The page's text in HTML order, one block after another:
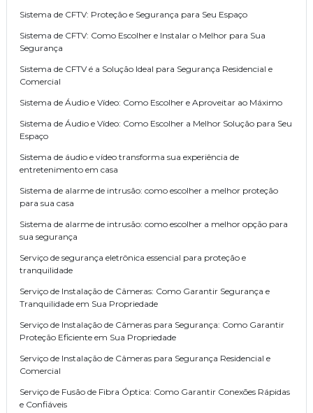
Sistema de CFTV: Proteção e Segurança para Seu Espaço
Sistema de CFTV: Como Escolher e Instalar o Melhor para Sua
Segurança
Sistema de CFTV é a Solução Ideal para Segurança Residencial e
Comercial
Sistema de Áudio e Vídeo: Como Escolher e Aproveitar ao Máximo
Sistema de Áudio e Vídeo: Como Escolher a Melhor Solução para Seu
Espaço
Sistema de áudio e vídeo transforma sua experiência de
entretenimento em casa
Sistema de alarme de intrusão: como escolher a melhor proteção
para sua casa
Sistema de alarme de intrusão: como escolher a melhor opção para
sua segurança
Serviço de segurança eletrônica essencial para proteção e
tranquilidade
Serviço de Instalação de Câmeras: Como Garantir Segurança e
Tranquilidade em Sua Propriedade
Serviço de Instalação de Câmeras para Segurança: Como Garantir
Proteção Eficiente em Sua Propriedade
Serviço de Instalação de Câmeras para Segurança Residencial e
Comercial
Serviço de Fusão de Fibra Óptica: Como Garantir Conexões Rápidas
e Confiáveis